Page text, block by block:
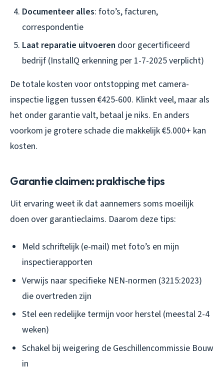
Documenteer alles: foto’s, facturen,
correspondentie
Laat reparatie uitvoeren door gecertificeerd
bedrijf (InstallQ erkenning per 1-7-2025 verplicht)
De totale kosten voor ontstopping met camera-
inspectie liggen tussen €425-600. Klinkt veel, maar als
het onder garantie valt, betaal je niks. En anders
voorkom je grotere schade die makkelijk €5.000+ kan
kosten.
Garantie claimen: praktische tips
Uit ervaring weet ik dat aannemers soms moeilijk
doen over garantieclaims. Daarom deze tips:
Meld schriftelijk (e-mail) met foto’s en mijn
inspectierapporten
Verwijs naar specifieke NEN-normen (3215:2023)
die overtreden zijn
Stel een redelijke termijn voor herstel (meestal 2-4
weken)
Schakel bij weigering de Geschillencommissie Bouw
in